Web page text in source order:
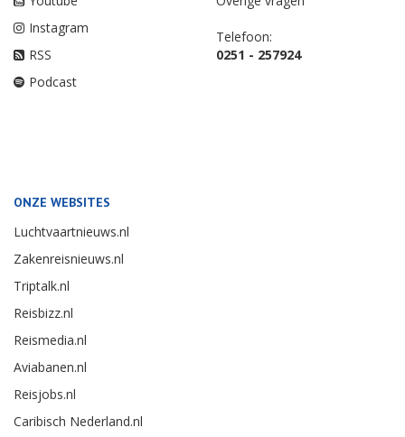
Instagram
RSS
Podcast
Telefoon:
0251 - 257924
ONZE WEBSITES
Luchtvaartnieuws.nl
Zakenreisnieuws.nl
Triptalk.nl
Reisbizz.nl
Reismedia.nl
Aviabanen.nl
Reisjobs.nl
Caribisch Nederland.nl